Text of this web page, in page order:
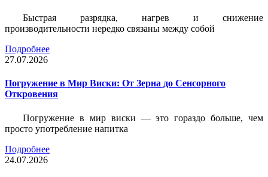
Быстрая разрядка, нагрев и снижение
производительности нередко связаны между собой
Подробнее
27.07.2026
Погружение в Мир Виски: От Зерна до Сенсорного
Откровения
Погружение в мир виски — это гораздо больше, чем
просто употребление напитка
Подробнее
24.07.2026